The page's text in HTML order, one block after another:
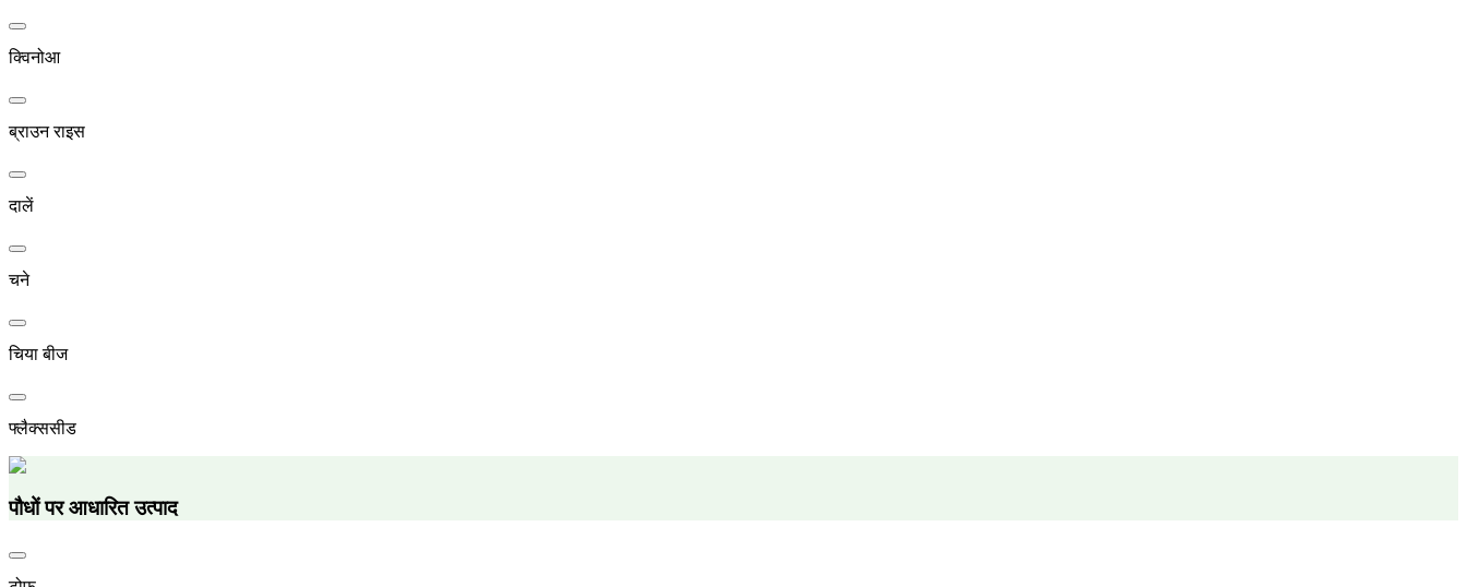
क्विनोआ
ब्राउन राइस
दालें
चने
चिया बीज
फ्लैक्ससीड
पौधों पर आधारित उत्पाद